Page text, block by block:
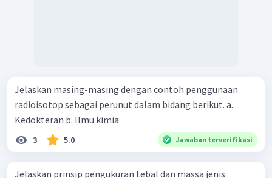
Jelaskan masing-masing dengan contoh penggunaan
radioisotop sebagai perunut dalam bidang berikut. a.
Kedokteran b. llmu kimia
3 5.0 Jawaban terverifikasi
Jelaskan prinsip pengukuran tebal dan massa jenis